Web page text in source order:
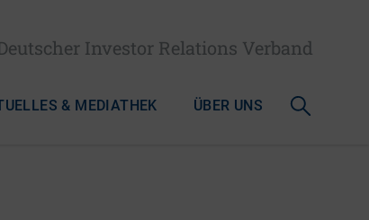
Investor Relations Verband
& MEDIATHEK ÜBER UNS